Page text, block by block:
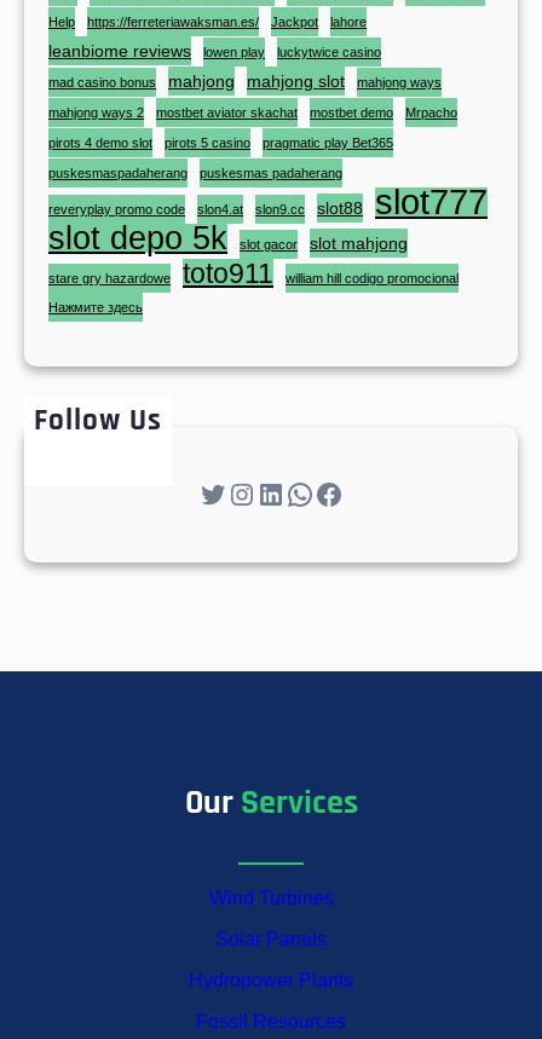
Help https://ferreteriawaksman.es/ Jackpot lahore
leanbiome reviews lowen play luckytwice casino
mad casino bonus mahjong mahjong slot mahjong ways
mahjong ways 2 mostbet aviator skachat mostbet demo Mrpacho
pirots 4 demo slot pirots 5 casino pragmatic play Bet365
puskesmaspadaherang puskesmas padaherang
reveryplay promo code slon4.at slon9.cc slot88 slot777
slot depo 5k slot gacor slot mahjong
stare gry hazardowe toto911
william hill codigo promocional
Нажмите здесь
Follow Us
Twitter Instagram LinkedIn WhatsApp Facebook
OurServices
Wind Turbines
Solar Panels
Hydropower Plants
Fossil Resources